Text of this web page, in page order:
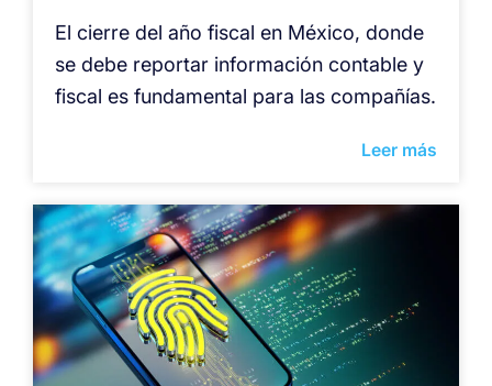
El cierre del año fiscal en México, donde
se debe reportar información contable y
fiscal es fundamental para las compañías.
Leer más